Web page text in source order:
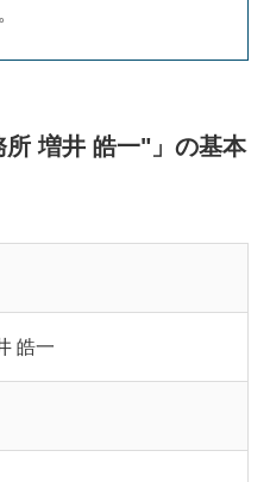
所 増井 皓一"」の基本
皓一